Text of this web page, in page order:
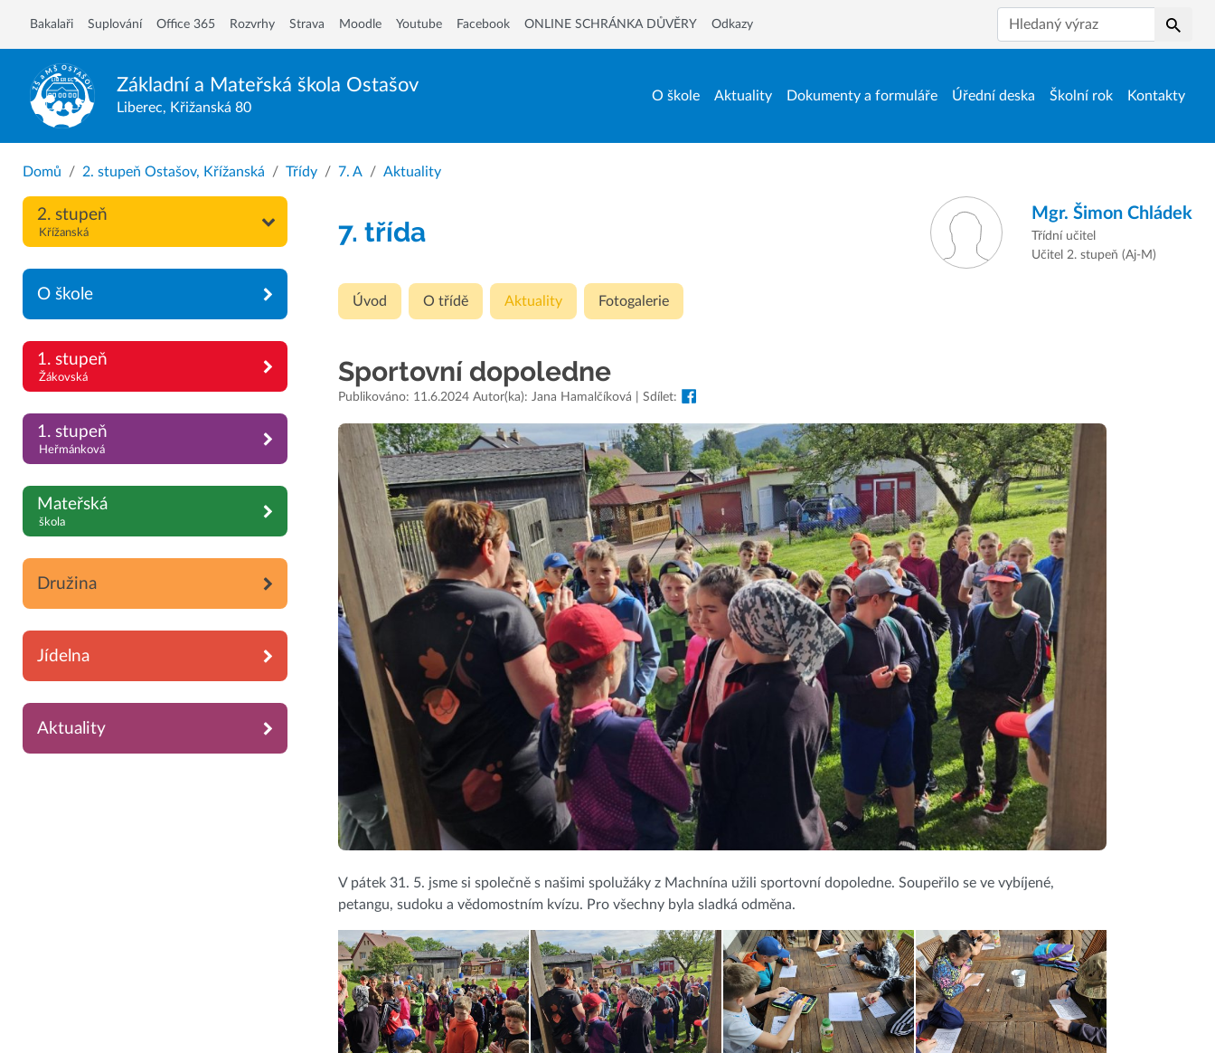
Základní a Mateřská škola Ostašov
Liberec, Křižanská 80
O škole Aktuality Dokumenty a formuláře Úřední deska Školní rok Kontakty
Bakalaři Suplování Office 365 Rozvrhy Strava Moodle Youtube Facebook ONLINE SCHRÁNKA DŮVĚRY Odkazy
Hledat
Domů 2. stupeň Ostašov, Křížanská Třídy 7. A Aktuality
2. stupeň
Křížanská
O škole
1. stupeň
Žákovská
1. stupeň
Heřmánková
Mateřská
škola
Družina
Jídelna
Aktuality
7. třída
Mgr. Šimon Chládek
Třídní učitel
Učitel 2. stupeň (Aj-M)
Úvod O třídě Aktuality Fotogalerie
Sportovní dopoledne
Publikováno: 11.6.2024 Autor(ka): Jana Hamalčíková | Sdílet:
V pátek 31. 5. jsme si společně s našimi spolužáky z Machnína užili sportovní dopoledne. Soupeřilo se ve vybíjené,
petangu, sudoku a vědomostním kvízu. Pro všechny byla sladká odměna.